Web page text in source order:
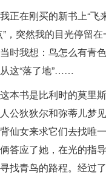
正在刚买的新书上“飞
”，突然我的目光停留
时我想：鸟怎么有青
这“落了地”……
这本书是比利时的莫里
公狄狄尔和弥蒂儿梦
仙女来求它们去找唯
答应了她，在光的指
找青鸟的路程。经过